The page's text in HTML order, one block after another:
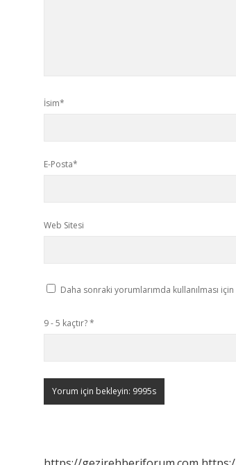
İsim*
E-Posta*
Web Sitesi
Daha sonraki yorumlarımda kullanılması
9 - 5 kaçtır?*